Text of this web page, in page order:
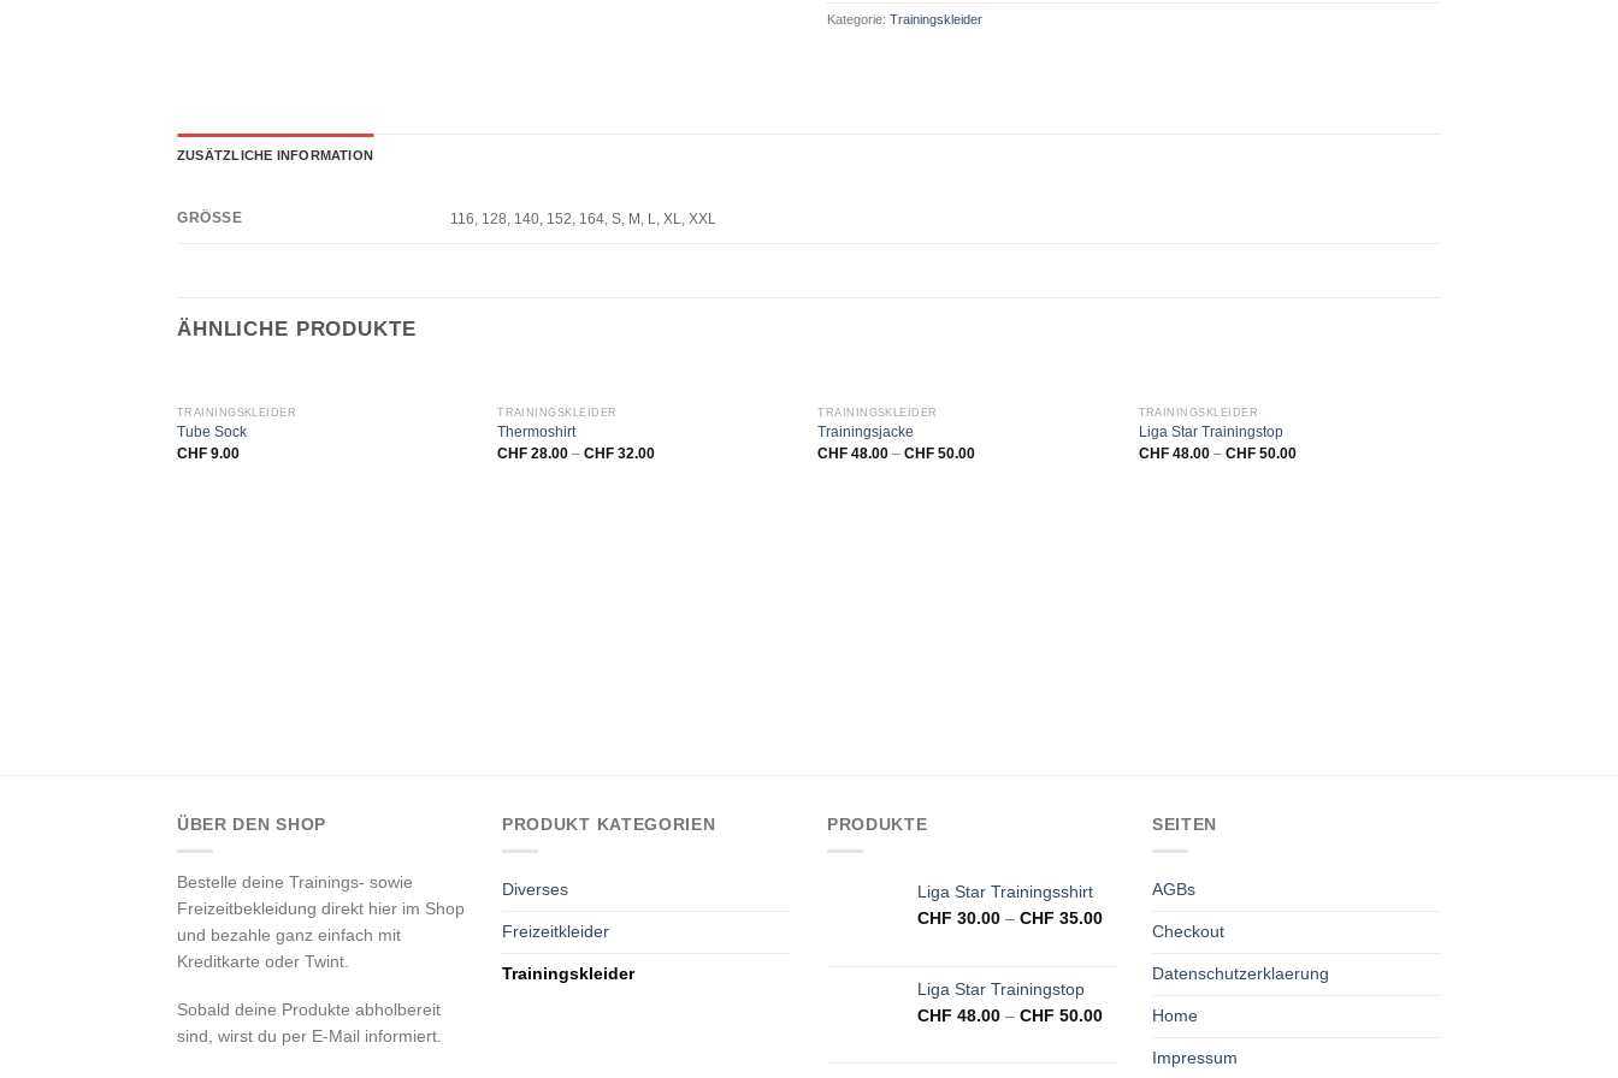
Kategorie: Trainingskleider
ZUSÄTZLICHE INFORMATION
GRÖSSE 116, 128, 140, 152, 164, S, M, L, XL, XXL
ÄHNLICHE PRODUKTE
TRAININGSKLEIDER
Tube Sock
CHF9.00
TRAININGSKLEIDER
Thermoshirt
CHF 28.00 –CHF 32.00
TRAININGSKLEIDER
Trainingsjacke
CHF 48.00 –CHF 50.00
TRAININGSKLEIDER
Liga Star Trainingstop
CHF48.00– CHF50.00
ÜBER DEN SHOP
Bestelle deine Trainings- sowie
Freizeitbekleidung direkt hier im Shop
und bezahle ganz einfach mit
Kreditkarte oder Twint.
Sobald deine Produkte abholbereit
sind, wirst du per E-Mail informiert.
PRODUKT KATEGORIEN
Diverses
Freizeitkleider
Trainingskleider
PRODUKTE
Liga Star Trainingsshirt
CHF 30.00 – CHF 35.00
Liga Star Trainingstop
CHF 48.00 – CHF 50.00
SEITEN
AGBs
Checkout
Datenschutzerklaerung
Home
Impressum